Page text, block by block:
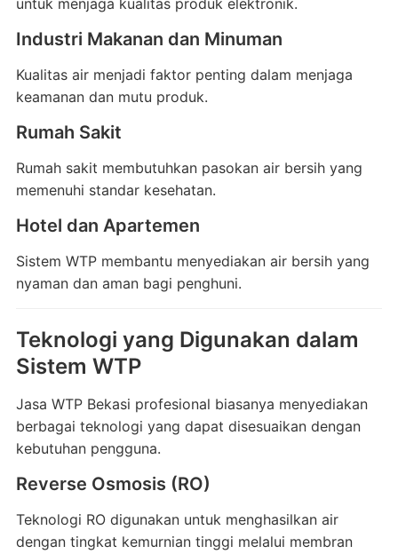
untuk menjaga kualitas produk elektronik.
Industri Makanan dan Minuman
Kualitas air menjadi faktor penting dalam menjaga
keamanan dan mutu produk.
Rumah Sakit
Rumah sakit membutuhkan pasokan air bersih yang
memenuhi standar kesehatan.
Hotel dan Apartemen
Sistem WTP membantu menyediakan air bersih yang
nyaman dan aman bagi penghuni.
Teknologi yang Digunakan dalam
Sistem WTP
Jasa WTP Bekasi profesional biasanya menyediakan
berbagai teknologi yang dapat disesuaikan dengan
kebutuhan pengguna.
Reverse Osmosis (RO)
Teknologi RO digunakan untuk menghasilkan air
dengan tingkat kemurnian tinggi melalui membran